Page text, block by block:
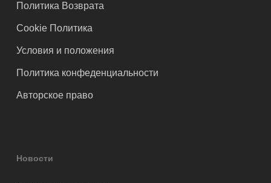
Политика Возврата
Cookie Политика
Условия и положения
Политика конфеденциальности
Авторское право
Новости